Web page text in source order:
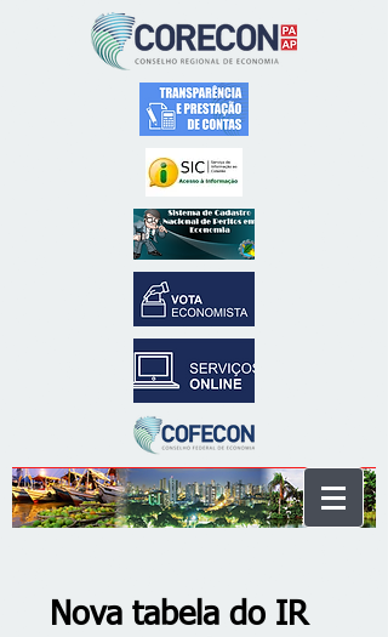
Nova tabela do IR